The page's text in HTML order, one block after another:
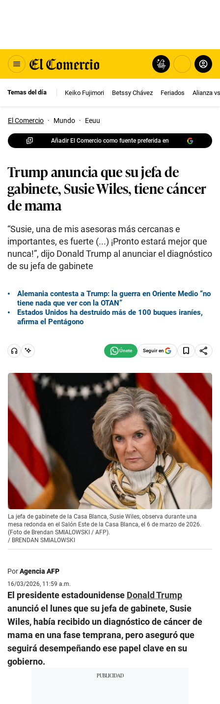
Temas del día Keiko Fujimori Betssy Chávez Feriados Alianza
El Comercio · Mundo · Eeuu
Añadir El Comercio como fuente preferida en
Trump anuncia que su jefa de
gabinete, Susie Wiles, tiene cáncer
de mama
“Susie, una de mis asesoras más cercanas e
importantes, es fuerte (...) ¡Pronto estará mejor que
nunca!”, dijo Donald Trump al anunciar el diagnóstico
de su jefa de gabinete
Alemania contesta a Trump: la guerra en Oriente Medio “no
tiene nada que ver con la OTAN”
Estados Unidos ha destruido más de 100 buques iraníes,
afirma el Pentágono
Seguir en
La jefa de gabinete de la Casa Blanca, Susie Wiles, observa durante una
mesa redonda en el Salón Este de la Casa Blanca, el 6 de marzo de 2026.
(Foto de Brendan SMIALOWSKI / AFP).
/ BRENDAN SMIALOWSKI
PorAgencia AFP
16/03/2026, 11:59 a.m.
El presidente estadounidense Donald Trump
anunció el lunes que su jefa de gabinete, Susie
Wiles, había recibido un diagnóstico de cáncer de
mama en una fase temprana, pero aseguró que
seguirá desempeñando ese papel clave en su
gobierno.